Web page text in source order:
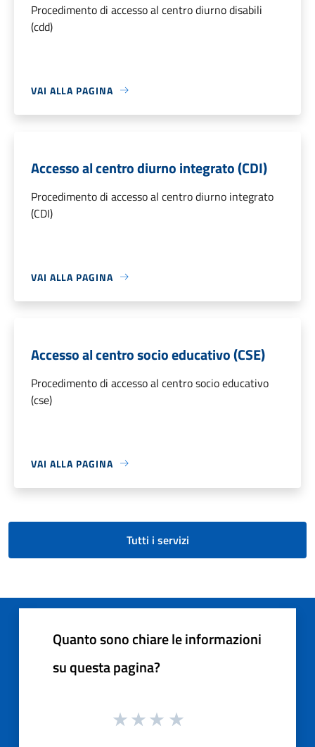
Procedimento di accesso al centro diurno disabili
(cdd)
VAI ALLA PAGINA
Accesso al centro diurno integrato (CDI)
Procedimento di accesso al centro diurno integrato
(CDI)
VAI ALLA PAGINA
Accesso al centro socio educativo (CSE)
Procedimento di accesso al centro socio educativo
(cse)
VAI ALLA PAGINA
Tutti i servizi
Quanto sono chiare le informazioni
su questa pagina?